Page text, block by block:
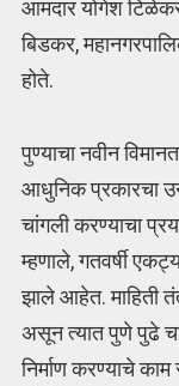
आमदार योगेश
बिडकर,
होते.
पुण्याचा नवीन
आधुनिक प्रकारचा
चांगली करण्याचा
म्हणाले, गतवर्षी
झाले आहेत. माहिती
असून त्यात पुणे पुढे
निर्माण करण्याचे